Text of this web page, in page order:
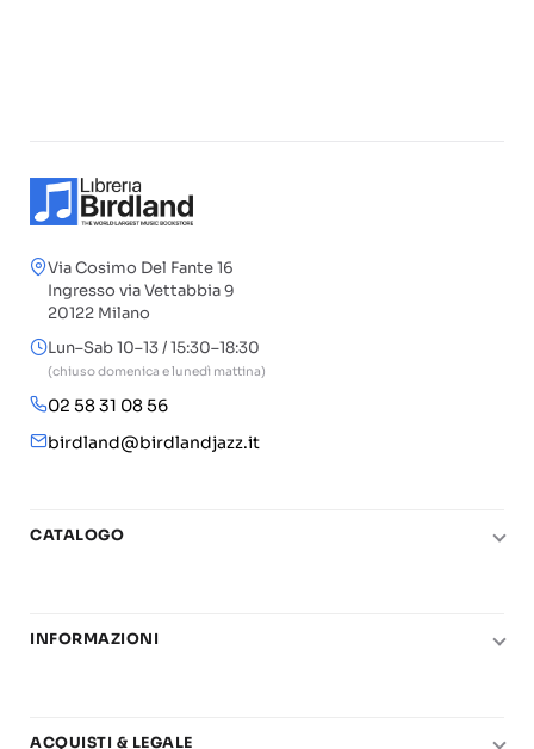
Via Cosimo Del Fante 16
Ingresso via Vettabbia 9
20122 Milano
Lun–Sab 10–13 / 15:30–18:30
(chiuso domenica e lunedì mattina)
02 58 31 08 56
birdland@birdlandjazz.it
CATALOGO
Chitarra
Basi play-along
INFORMAZIONI
Carta del Docente
ACQUISTI & LEGALE